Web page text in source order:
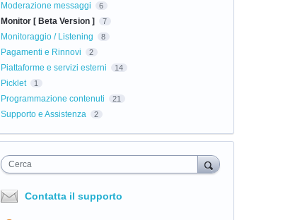
Moderazione messaggi 6
Monitor [ Beta Version ] 7
Monitoraggio / Listening 8
Pagamenti e Rinnovi 2
Piattaforme e servizi esterni 14
Picklet 1
Programmazione contenuti 21
Supporto e Assistenza 2
Cerca
Contatta il supporto